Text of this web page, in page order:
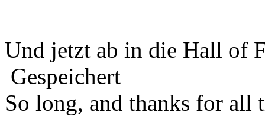
Und jetzt ab in die Hall of
Gespeichert
So long, and thanks for all